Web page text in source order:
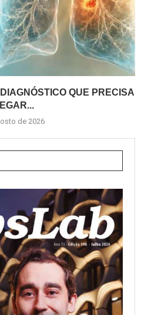
QUE PRECISA
de 2026